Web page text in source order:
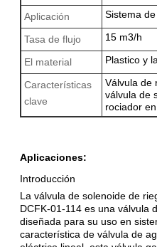
Aplicación Sistema
Tasa de flujo 15 m3/h
El material Plastico y
Características
clave
Válvula de
válvula de
rociador
Aplicaciones:
Introducción
La válvula de solenoide de
DCFK-01-114 es una válvula
diseñada para su uso en
característica de válvula de